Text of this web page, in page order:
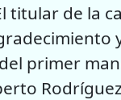
titular de la
primer